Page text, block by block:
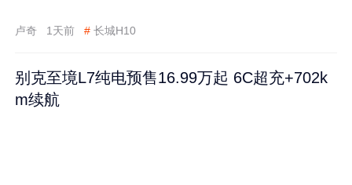
卢奇 1天前 # 长城H10
别克至境L7纯电预售16.99万起 6C超充+702k
m续航